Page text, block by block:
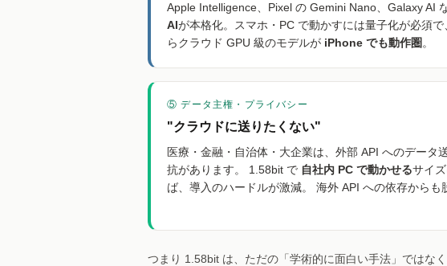
Apple Intelligence、Pixel の Gemini Nano、Galaxy AI
AIが本格化。スマホ・PC で動かすには量子化が必須
らクラウド GPU 級のモデルが iPhone でも動作圏 。
⑤ データ主権・プライバシー
"クラウドに送りたくない"
医療・金融・自治体・大企業は、外部 API へのデータ
抗があります。 1.58bit で 自社内 PC で動かせるサイ
ば、導入のハードルが激減。 海外 API への依存からも
つまり 1.58bit は、ただの「学術的に面白い手法」ではなく